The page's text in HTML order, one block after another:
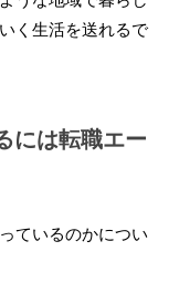
く生活を送れるで
には転職エー
ているのかについ